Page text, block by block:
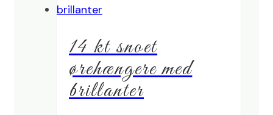
14 kt snoet
ørehængere med
brillanter